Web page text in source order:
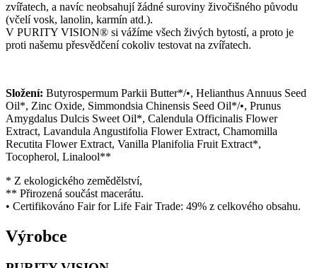
zvířatech, a navíc neobsahují žádné suroviny živočišného původu
(včelí vosk, lanolin, karmín atd.).
V PURITY VISION® si vážíme všech živých bytostí, a proto je
proti našemu přesvědčení cokoliv testovat na zvířatech.
Složení: Butyrospermum Parkii Butter*/•, Helianthus Annuus Seed
Oil*, Zinc Oxide, Simmondsia Chinensis Seed Oil*/•, Prunus
Amygdalus Dulcis Sweet Oil*, Calendula Officinalis Flower
Extract, Lavandula Angustifolia Flower Extract, Chamomilla
Recutita Flower Extract, Vanilla Planifolia Fruit Extract*,
Tocopherol, Linalool**
* Z ekologického zemědělství,
** Přirozená součást macerátu.
• Certifikováno Fair for Life Fair Trade: 49% z celkového obsahu.
Výrobce